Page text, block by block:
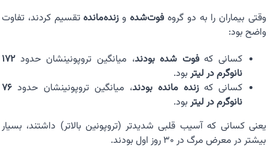
وقتی بیماران را به دو گروهفوت‌شدهوزنده‌ماندهتقسیم کردند، تفاوت
واضح بود:
کسانی کهفوت شده بودند، میانگین تروپونینشان حدود۱۷۲
نانوگرم در لیتر بود.
کسانی کهزنده مانده بودند، میانگین تروپونینشان حدود ۷۶
نانوگرم در لیتر بود.
یعنی کسانی که آسیب قلبی شدیدتر (تروپونین بالاتر) داشتند، بسیار
بیشتر در معرض مرگ در ۳۰ روز اول بودند.